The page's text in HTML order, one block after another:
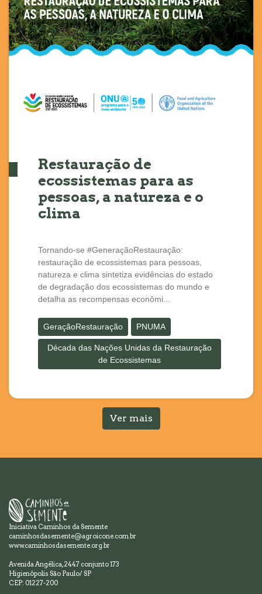
Restauração de
ecossistemas para as
pessoas, a natureza e o
clima
Tornando-se #GeneraçãoRestauração:
restauração de ecossistemas para pessoas,
natureza e clima sintetiza evidências do estado
de degradação dos ecossistemas do mundo e
detalha as recompensas econômi...
GeraçãoRestauração PNUMA
Década das Nações Unidas da Restauração
de Ecossistemas
Ver mais
Iniciativa Caminhos da Semente
caminhosdasemente@agroicone.com.br
www.caminhosdasemente.org.br
Avenida Angélica, 2447 conjunto 173
Higienópolis São Paulo/ SP
CEP: 01227-200